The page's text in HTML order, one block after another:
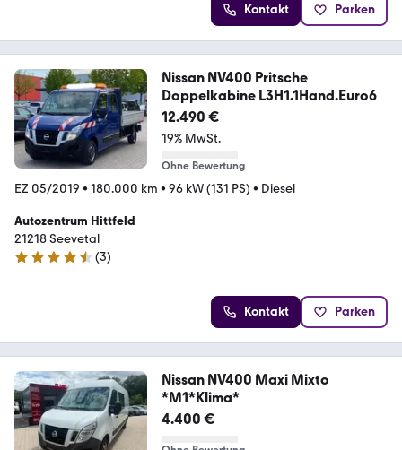
Kontakt Parken
Nissan NV400 Pritsche
Doppelkabine L3H1.1Hand.Euro6
12.490 €
19% MwSt.
Ohne Bewertung
EZ 05/2019 • 180.000 km • 96 kW (131 PS) • Diesel
Autozentrum Hittfeld
21218 Seevetal
4.4 Sterne
(3)
Kontakt Parken
Nissan NV400 Maxi Mixto
*M1*Klima*
4.400 €